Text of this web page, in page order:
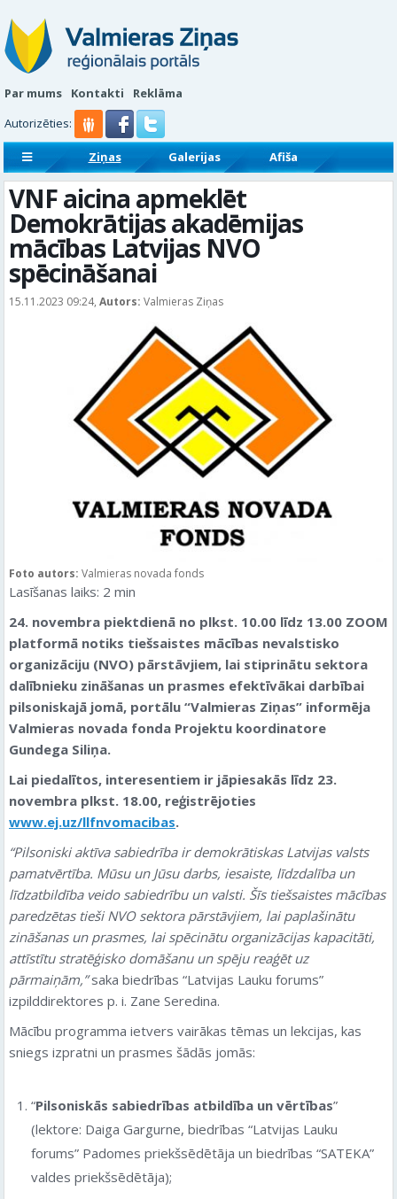
Par mums Kontakti
Reklāma
Autorizēties:
Ziņas Galerijas
Afiša
Sludinājumi
Reklāmraksti
VNF aicina apmeklēt
Demokrātijas akadēmijas
mācības Latvijas NVO
spēcināšanai
15.11.2023 09:24, Autors: Valmieras Ziņas
Foto autors: Valmieras novada fonds
Lasīšanas laiks: 2 min
24. novembra piektdienā no plkst. 10.00 līdz 13.00 ZOOM
platformā notiks tiešsaistes mācības nevalstisko
organizāciju (NVO) pārstāvjiem, lai stiprinātu sektora
dalībnieku zināšanas un prasmes efektīvākai darbībai
pilsoniskajā jomā, portālu “Valmieras Ziņas” informēja
Valmieras novada fonda Projektu koordinatore
Gundega Siliņa.
Lai piedalītos, interesentiem ir jāpiesakās līdz 23.
novembra plkst. 18.00, reģistrējoties
www.ej.uz/llfnvomacibas.
“Pilsoniski aktīva sabiedrība ir demokrātiskas Latvijas valsts
pamatvērtība. Mūsu un Jūsu darbs, iesaiste, līdzdalība un
līdzatbildība veido sabiedrību un valsti. Šīs tiešsaistes mācības
paredzētas tieši NVO sektora pārstāvjiem, lai paplašinātu
zināšanas un prasmes, lai spēcinātu organizācijas kapacitāti,
attīstītu stratēģisko domāšanu un spēju reaģēt uz
pārmaiņām,”saka biedrības “Latvijas Lauku forums”
izpilddirektores p. i. Zane Seredina.
Mācību programma ietvers vairākas tēmas un lekcijas, kas
sniegs izpratni un prasmes šādās jomās:
“Pilsoniskās sabiedrības atbildība un vērtības”
(lektore: Daiga Gargurne, biedrības “Latvijas Lauku
forums” Padomes priekšsēdētāja un biedrības “SATEKA”
valdes priekšsēdētāja);